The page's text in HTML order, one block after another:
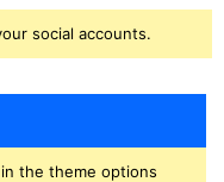
social accounts.
the theme options